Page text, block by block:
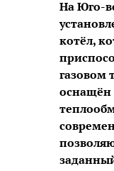
На Юго-
котёл,
газовом
оснащён